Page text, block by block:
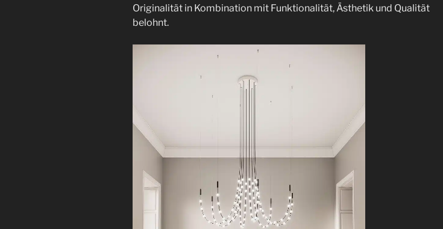
Originalität in Kombination mit Funktionalität, Ästhetik und Qualität
belohnt.